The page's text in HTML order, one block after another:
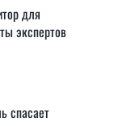
для
экспертов
спасает